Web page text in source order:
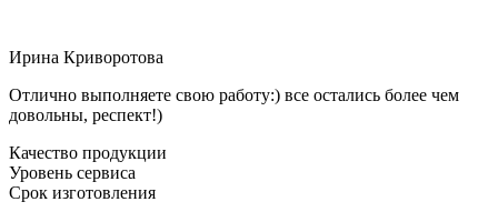
Ирина Криворотова
Отлично выполняете свою работу:) все остались более чем
довольны, респект!)
Качество продукции
Уровень сервиса
Срок изготовления